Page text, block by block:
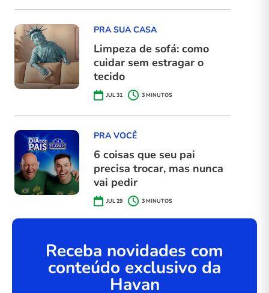
PRA SUA CASA
Limpeza de sofá: como
cuidar sem estragar o
tecido
JUL 31 3MINUTOS
PRA VOCÊ
6 coisas que seu pai
precisa trocar, mas nunca
vai pedir
JUL 29 3MINUTOS
Receba novidades com
conteúdo exclusivo da
Havan